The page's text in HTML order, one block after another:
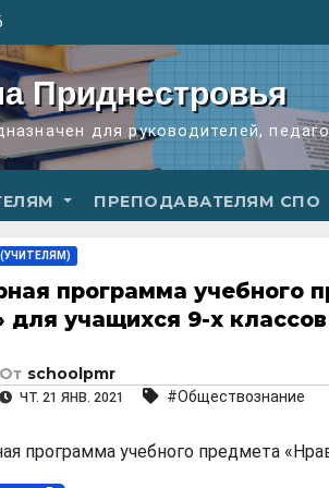
Приднестровья
для руководителей,
ПРЕПОДАВАТЕЛЯМ СПО
программа учебного
для учащихся 9-х классов
От schoolpmr
ЧТ. 21 ЯНВ. 2021 #Обществознание
программа учебного предмета